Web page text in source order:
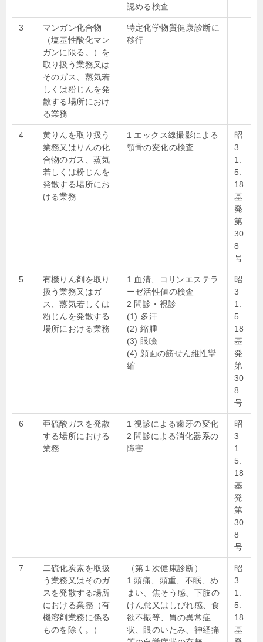
認める検査
3
マンガン化合物
（塩基性酸化マン
ガンに限る。）を
取り扱う業務又は
そのガス、蒸気若
しくは粉じんを発
散する場所におけ
る業務
特定化学物質健康診断に
移行
4
黄りんを取り扱う
業務又はりんの化
合物のガス、蒸気
若しくは粉じんを
発散する場所にお
ける業務
1 エックス線撮影による
顎骨の変化の検査
昭
3
1.
5.
18
基
発
第
30
8
号
5
有機りん剤を取り
扱う業務又はガ
ス、蒸気若しくは
粉じんを発散する
場所における業務
1 血清、コリンエステラ
ーゼ活性値の検査
2 問診・視診
(1) 多汗
(2) 縮腫
(3) 眼瞼
(4) 顔面の筋せん維性攣
縮
昭
3
1.
5.
18
基
発
第
30
8
号
6
亜硫酸ガスを発散
する場所における
業務
1 視診による歯牙の変化
2 問診による消化器系の
障害
昭
3
1.
5.
18
基
発
第
30
8
号
7
二硫化炭素を取扱
う業務又はそのガ
スを発散する場所
における業務（有
機溶剤業務に係る
ものを除く。）
（第１次健康診断）
1 頭痛、頭重、不眠、め
まい、焦そう感、下肢の
けん怠又はしびれ感、食
欲不振等、胃の異常症
状、眼のいたみ、神経痛
昭
3
1.
5.
18
基